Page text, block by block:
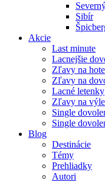
Sibír
Akcie
Last minute
Lacnejšie
Zľavy na
Zľavy na
Lacné letenky
Zľavy na
Single
Single
Blog
Destinácie
Témy
Prehliadky
Autori